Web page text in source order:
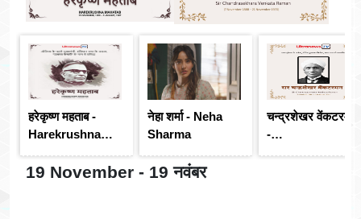
हरेकृष्ण महताब -
Harekrushna
नेहा शर्मा - Neha
Sharma
चन्द्रशेखर वेंकटरमन
-
19 November - 19 नवंबर